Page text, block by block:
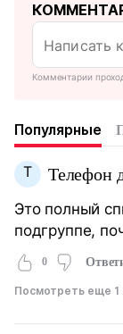
Комментарии
Популярные
Т Телефон
Это полный
подгруппе,
0
Посмотреть еще 1